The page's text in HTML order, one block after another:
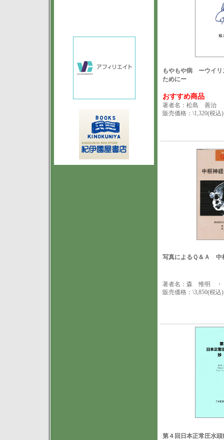
もやもや病 ーウイリ
ためにー
おすすめ商品
著者名：松島 善治
販売価格：\1,320(税込)
写真によるＱ＆Ａ 中
著者名：森 惟明
販売価格：\3,850(税込)
第４回日本正常圧水